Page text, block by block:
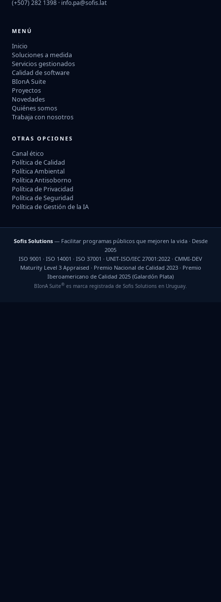
(+507) 282 1398 · info.pa@sofis.lat
MENÚ
Inicio
Soluciones a medida
Servicios gestionados
Calidad de software
BIonA Suite
Proyectos
Novedades
Quiénes somos
Trabaja con nosotros
OTRAS OPCIONES
Canal ético
Política de Calidad
Política Ambiental
Política Antisoborno
Política de Privacidad
Política de Seguridad
Política de Gestión de la IA
Sofis Solutions— Facilitar programas públicos que mejoren la vida · Desde
2005
ISO 9001 · ISO 14001 · ISO 37001 · UNIT-ISO/IEC 27001:2022 · CMMI-DEV
Maturity Level 3 Appraised · Premio Nacional de Calidad 2023 · Premio
Iberoamericano de Calidad 2025 (Galardón Plata)
BIonA Suite® es marca registrada de Sofis Solutions en Uruguay.